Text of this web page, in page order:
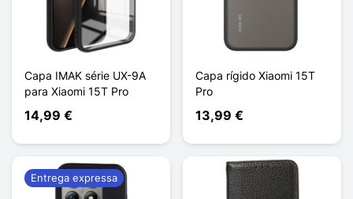
Capa IMAK série UX-9A
para Xiaomi 15T Pro
14,99 €
Capa rígido Xiaomi 15T
Pro
13,99 €
Entrega expressa